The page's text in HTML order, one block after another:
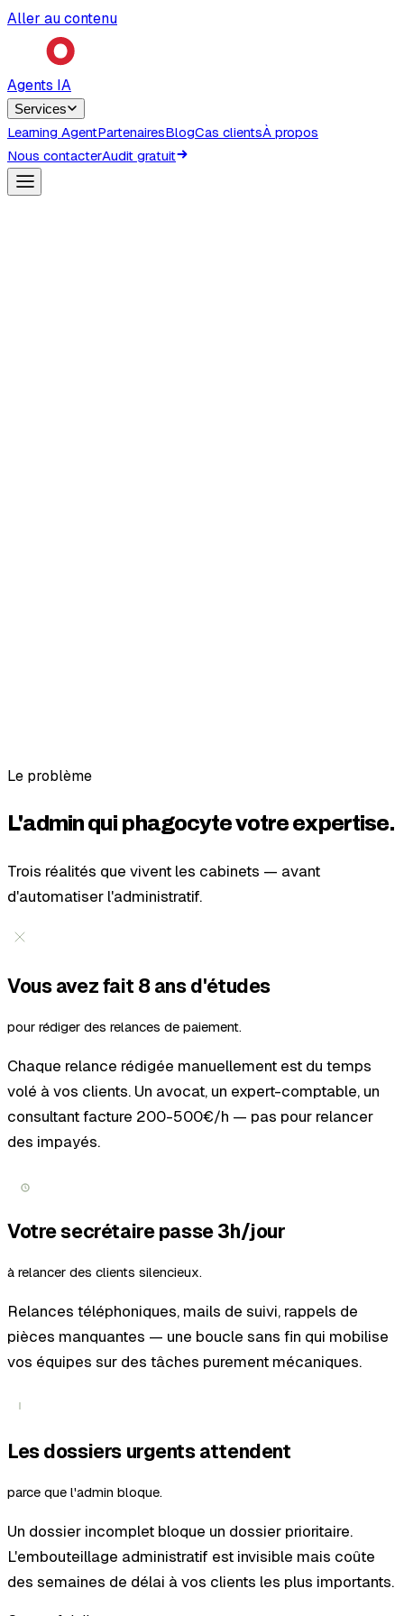
Aller au contenu
Agents IA
Services
Learning AgentPartenairesBlogCas clientsÀ propos
Nous contacterAudit gratuit
Le problème
L'admin qui phagocytevotre expertise.
Trois réalités que vivent les cabinets — avant
d'automatiser l'administratif.
Vous avez fait 8 ans d'études
pour rédiger des relances de paiement.
Chaque relance rédigée manuellement est du temps
volé à vos clients. Un avocat, un expert-comptable, un
consultant facture 200-500€/h — pas pour relancer
des impayés.
Votre secrétaire passe 3h/jour
à relancer des clients silencieux.
Relances téléphoniques, mails de suivi, rappels de
pièces manquantes — une boucle sans fin qui mobilise
vos équipes sur des tâches purement mécaniques.
Les dossiers urgents attendent
parce que l'admin bloque.
Un dossier incomplet bloque un dossier prioritaire.
L'embouteillage administratif est invisible mais coûte
des semaines de délai à vos clients les plus importants.